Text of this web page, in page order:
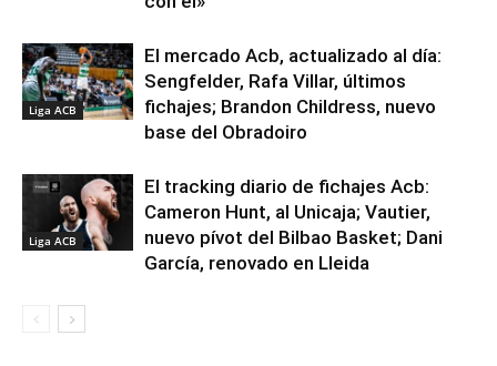
Liga ACB
El mercado Acb, actualizado al día:
Sengfelder, Rafa Villar, últimos
fichajes; Brandon Childress, nuevo
base del Obradoiro
Liga ACB
El tracking diario de fichajes Acb:
Cameron Hunt, al Unicaja; Vautier,
nuevo pívot del Bilbao Basket; Dani
García, renovado en Lleida